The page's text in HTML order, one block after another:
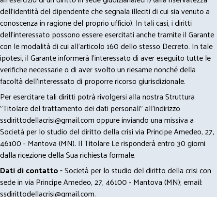
dell’identità del dipendente che segnala illeciti di cui sia venuto a
conoscenza in ragione del proprio ufficio). In tali casi, i diritti
dell’interessato possono essere esercitati anche tramite il Garante
con le modalità di cui all’articolo 160 dello stesso Decreto. In tale
ipotesi, il Garante informerà l’interessato di aver eseguito tutte le
verifiche necessarie o di aver svolto un riesame nonché della
facoltà dell’interessato di proporre ricorso giurisdizionale.
Per esercitare tali diritti potrà rivolgersi alla nostra Struttura
"Titolare del trattamento dei dati personali" all'indirizzo
ssdirittodellacrisi@gmail.comoppure inviando una missiva a
Società per lo studio del diritto della crisi via Principe Amedeo, 27,
46100 - Mantova (MN). Il Titolare Le risponderà entro 30 giorni
dalla ricezione della Sua richiesta formale.
Dati di contatto -Società per lo studio del diritto della crisi con
sede in via Principe Amedeo, 27, 46100 - Mantova (MN); email:
ssdirittodellacrisi@gmail.com.